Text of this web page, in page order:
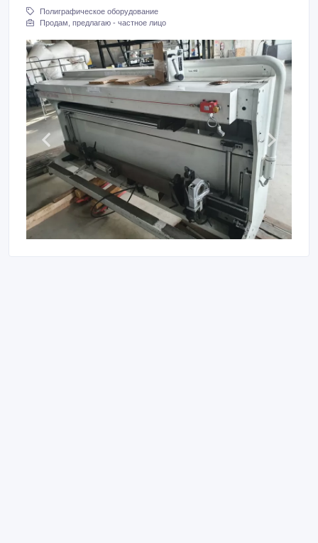
Полиграфическое оборудование
Продам, предлагаю - частное лицо